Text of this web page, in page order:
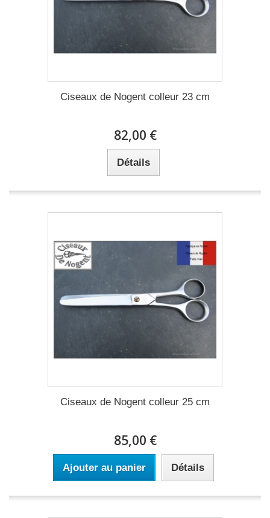
Ciseaux de Nogent colleur 23 cm
82,00 €
Détails
Ciseaux de Nogent colleur 25 cm
85,00 €
Ajouter au panier Détails